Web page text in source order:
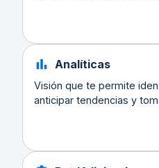
Analíticas
Visión que te permite
anticipar tendencias y